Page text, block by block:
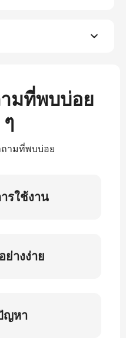
มที่พบบ่อย
ามที่พบบ่อย
รใช้งาน
ย่างง่าย
ญหา